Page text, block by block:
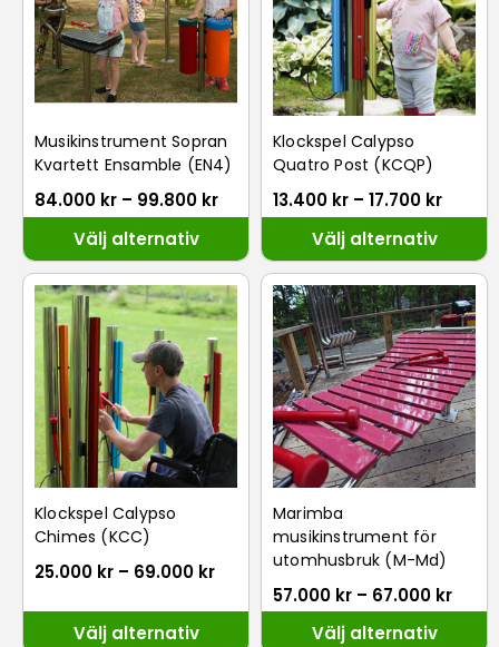
Musikinstrument Sopran
Kvartett Ensamble (EN4)
84.000 kr – 99.800 kr
Välj alternativ
Klockspel Calypso
Quatro Post (KCQP)
13.400 kr – 17.700 kr
Välj alternativ
Klockspel Calypso
Chimes (KCC)
25.000 kr – 69.000 kr
Välj alternativ
Marimba
musikinstrument för
utomhusbruk (M-Md)
57.000 kr – 67.000 kr
Välj alternativ